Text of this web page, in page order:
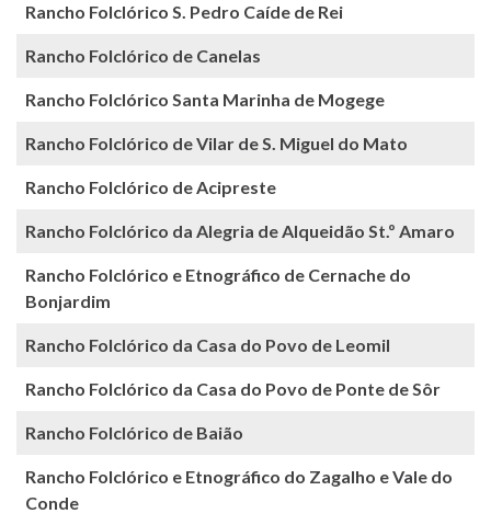
Rancho Folclórico S. Pedro Caíde de Rei
Rancho Folclórico de Canelas
Rancho Folclórico Santa Marinha de Mogege
Rancho Folclórico de Vilar de S. Miguel do Mato
Rancho Folclórico de Acipreste
Rancho Folclórico da Alegria de Alqueidão St.º Amaro
Rancho Folclórico e Etnográfico de Cernache do
Bonjardim
Rancho Folclórico da Casa do Povo de Leomil
Rancho Folclórico da Casa do Povo de Ponte de Sôr
Rancho Folclórico de Baião
Rancho Folclórico e Etnográfico do Zagalho e Vale do
Conde